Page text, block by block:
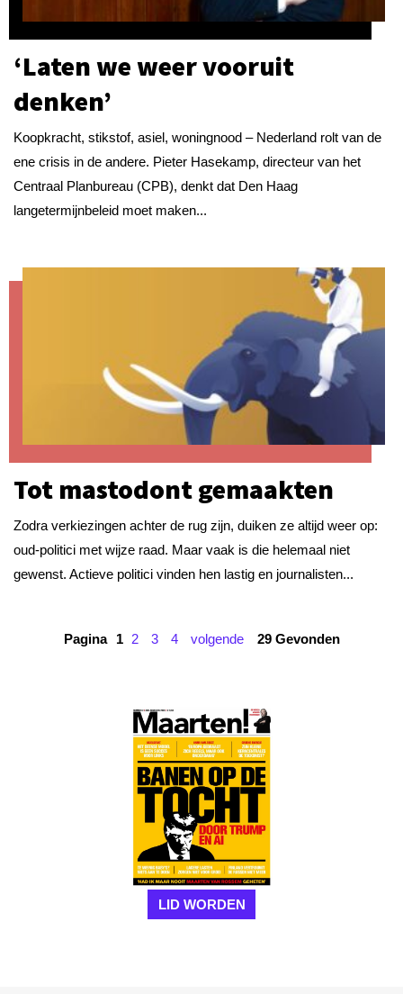
‘Laten we weer vooruit
denken’
Koopkracht, stikstof, asiel, woningnood – Nederland rolt van de
ene crisis in de andere. Pieter Hasekamp, directeur van het
Centraal Planbureau (CPB), denkt dat Den Haag
langetermijnbeleid moet maken...
Tot mastodont gemaakten
Zodra verkiezingen achter de rug zijn, duiken ze altijd weer op:
oud-politici met wijze raad. Maar vaak is die helemaal niet
gewenst. Actieve politici vinden hen lastig en journalisten...
Pagina 1 2 3 4 volgende 29 Gevonden
LID WORDEN